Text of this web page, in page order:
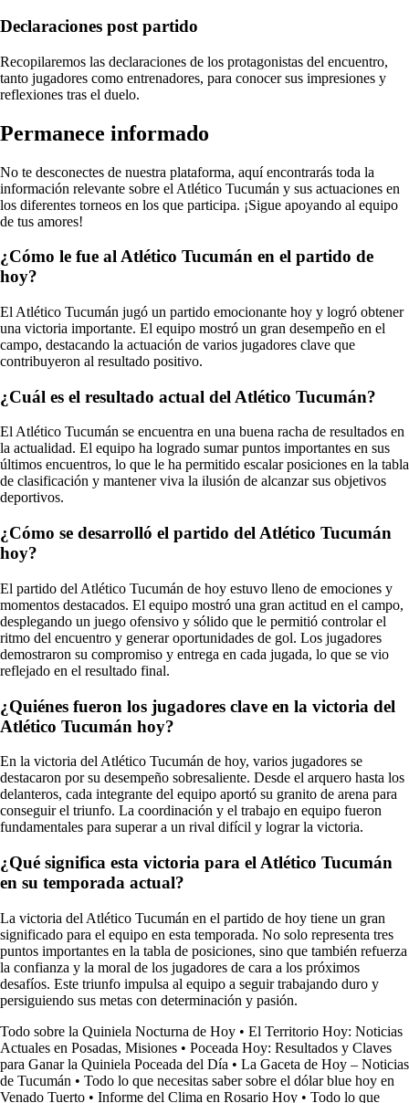
Declaraciones post partido
Recopilaremos las declaraciones de los protagonistas del encuentro,
tanto jugadores como entrenadores, para conocer sus impresiones y
reflexiones tras el duelo.
Permanece informado
No te desconectes de nuestra plataforma, aquí encontrarás toda la
información relevante sobre el Atlético Tucumán y sus actuaciones en
los diferentes torneos en los que participa. ¡Sigue apoyando al equipo
de tus amores!
¿Cómo le fue al Atlético Tucumán en el partido de
hoy?
El Atlético Tucumán jugó un partido emocionante hoy y logró obtener
una victoria importante. El equipo mostró un gran desempeño en el
campo, destacando la actuación de varios jugadores clave que
contribuyeron al resultado positivo.
¿Cuál es el resultado actual del Atlético Tucumán?
El Atlético Tucumán se encuentra en una buena racha de resultados en
la actualidad. El equipo ha logrado sumar puntos importantes en sus
últimos encuentros, lo que le ha permitido escalar posiciones en la tabla
de clasificación y mantener viva la ilusión de alcanzar sus objetivos
deportivos.
¿Cómo se desarrolló el partido del Atlético Tucumán
hoy?
El partido del Atlético Tucumán de hoy estuvo lleno de emociones y
momentos destacados. El equipo mostró una gran actitud en el campo,
desplegando un juego ofensivo y sólido que le permitió controlar el
ritmo del encuentro y generar oportunidades de gol. Los jugadores
demostraron su compromiso y entrega en cada jugada, lo que se vio
reflejado en el resultado final.
¿Quiénes fueron los jugadores clave en la victoria del
Atlético Tucumán hoy?
En la victoria del Atlético Tucumán de hoy, varios jugadores se
destacaron por su desempeño sobresaliente. Desde el arquero hasta los
delanteros, cada integrante del equipo aportó su granito de arena para
conseguir el triunfo. La coordinación y el trabajo en equipo fueron
fundamentales para superar a un rival difícil y lograr la victoria.
¿Qué significa esta victoria para el Atlético Tucumán
en su temporada actual?
La victoria del Atlético Tucumán en el partido de hoy tiene un gran
significado para el equipo en esta temporada. No solo representa tres
puntos importantes en la tabla de posiciones, sino que también refuerza
la confianza y la moral de los jugadores de cara a los próximos
desafíos. Este triunfo impulsa al equipo a seguir trabajando duro y
persiguiendo sus metas con determinación y pasión.
Todo sobre la Quiniela Nocturna de Hoy • El Territorio Hoy: Noticias
Actuales en Posadas, Misiones • Poceada Hoy: Resultados y Claves
para Ganar la Quiniela Poceada del Día • La Gaceta de Hoy – Noticias
de Tucumán • Todo lo que necesitas saber sobre el dólar blue hoy en
Venado Tuerto • Informe del Clima en Rosario Hoy • Todo lo que